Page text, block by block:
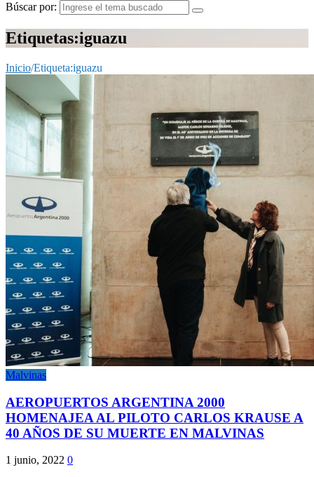
Búscar por:
Etiquetas:iguazu
Inicio/Etiqueta:iguazu
Malvinas
AEROPUERTOS ARGENTINA 2000
HOMENAJEA AL PILOTO CARLOS KRAUSE A
40 AÑOS DE SU MUERTE EN MALVINAS
1 junio, 2022 0